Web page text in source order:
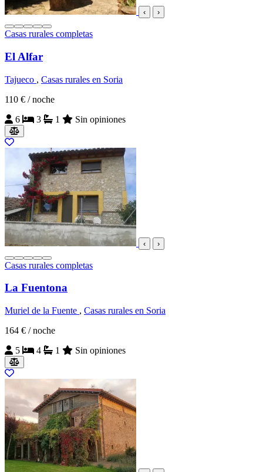
‹ ›
Casas rurales completas
El Alfar
Tajueco , Casas rurales en Soria
110 € / noche
6
3 1 Sin opiniones
‹ ›
Casas rurales completas
La Fuentona
Muriel de la Fuente , Casas rurales en Soria
164 € / noche
5
4 1 Sin opiniones